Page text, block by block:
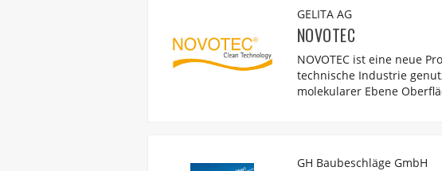
GELITA AG
NOVOTEC
NOVOTEC ist eine neue
technische Industrie
molekularer Ebene
GH Baubeschläge GmbH